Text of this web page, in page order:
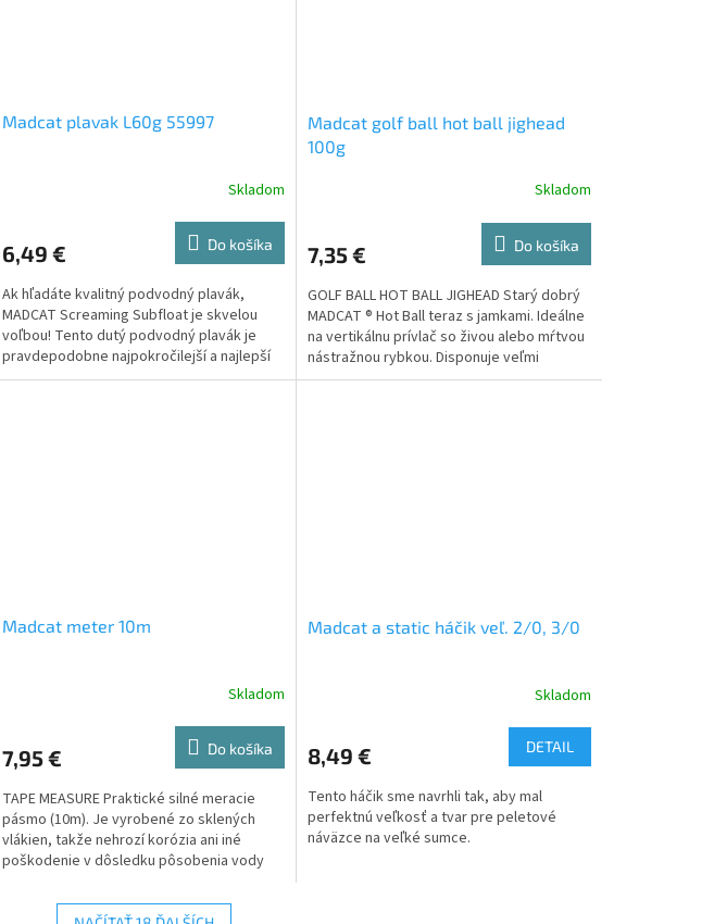
Madcat plavak L60g 55997
Skladom
6,49 € Do košíka
Ak hľadáte kvalitný podvodný plavák,
MADCAT Screaming Subfloat je skvelou
voľbou! Tento dutý podvodný plavák je
pravdepodobne najpokročilejší a najlepší
na dnešnom...
Madcat golf ball hot ball jighead
100g
Skladom
7,35 € Do košíka
GOLF BALL HOT BALL JIGHEAD Starý dobrý
MADCAT ® Hot Ball teraz s jamkami. Ideálne
na vertikálnu prívlač so živou alebo mŕtvou
nástražnou rybkou. Disponuje veľmi
pevným a ultra...
Madcat meter 10m
Skladom
7,95 € Do košíka
TAPE MEASURE Praktické silné meracie
pásmo (10m). Je vyrobené zo sklených
vlákien, takže nehrozí korózia ani iné
poškodenie v dôsledku pôsobenia vody
Madcat a static háčik veľ. 2/0, 3/0
Skladom
8,49 € DETAIL
Tento háčik sme navrhli tak, aby mal
perfektnú veľkosť a tvar pre peletové
náväzce na veľké sumce.